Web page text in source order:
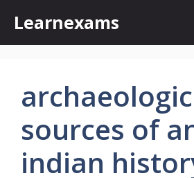
content
Learnexams
sources of
indian